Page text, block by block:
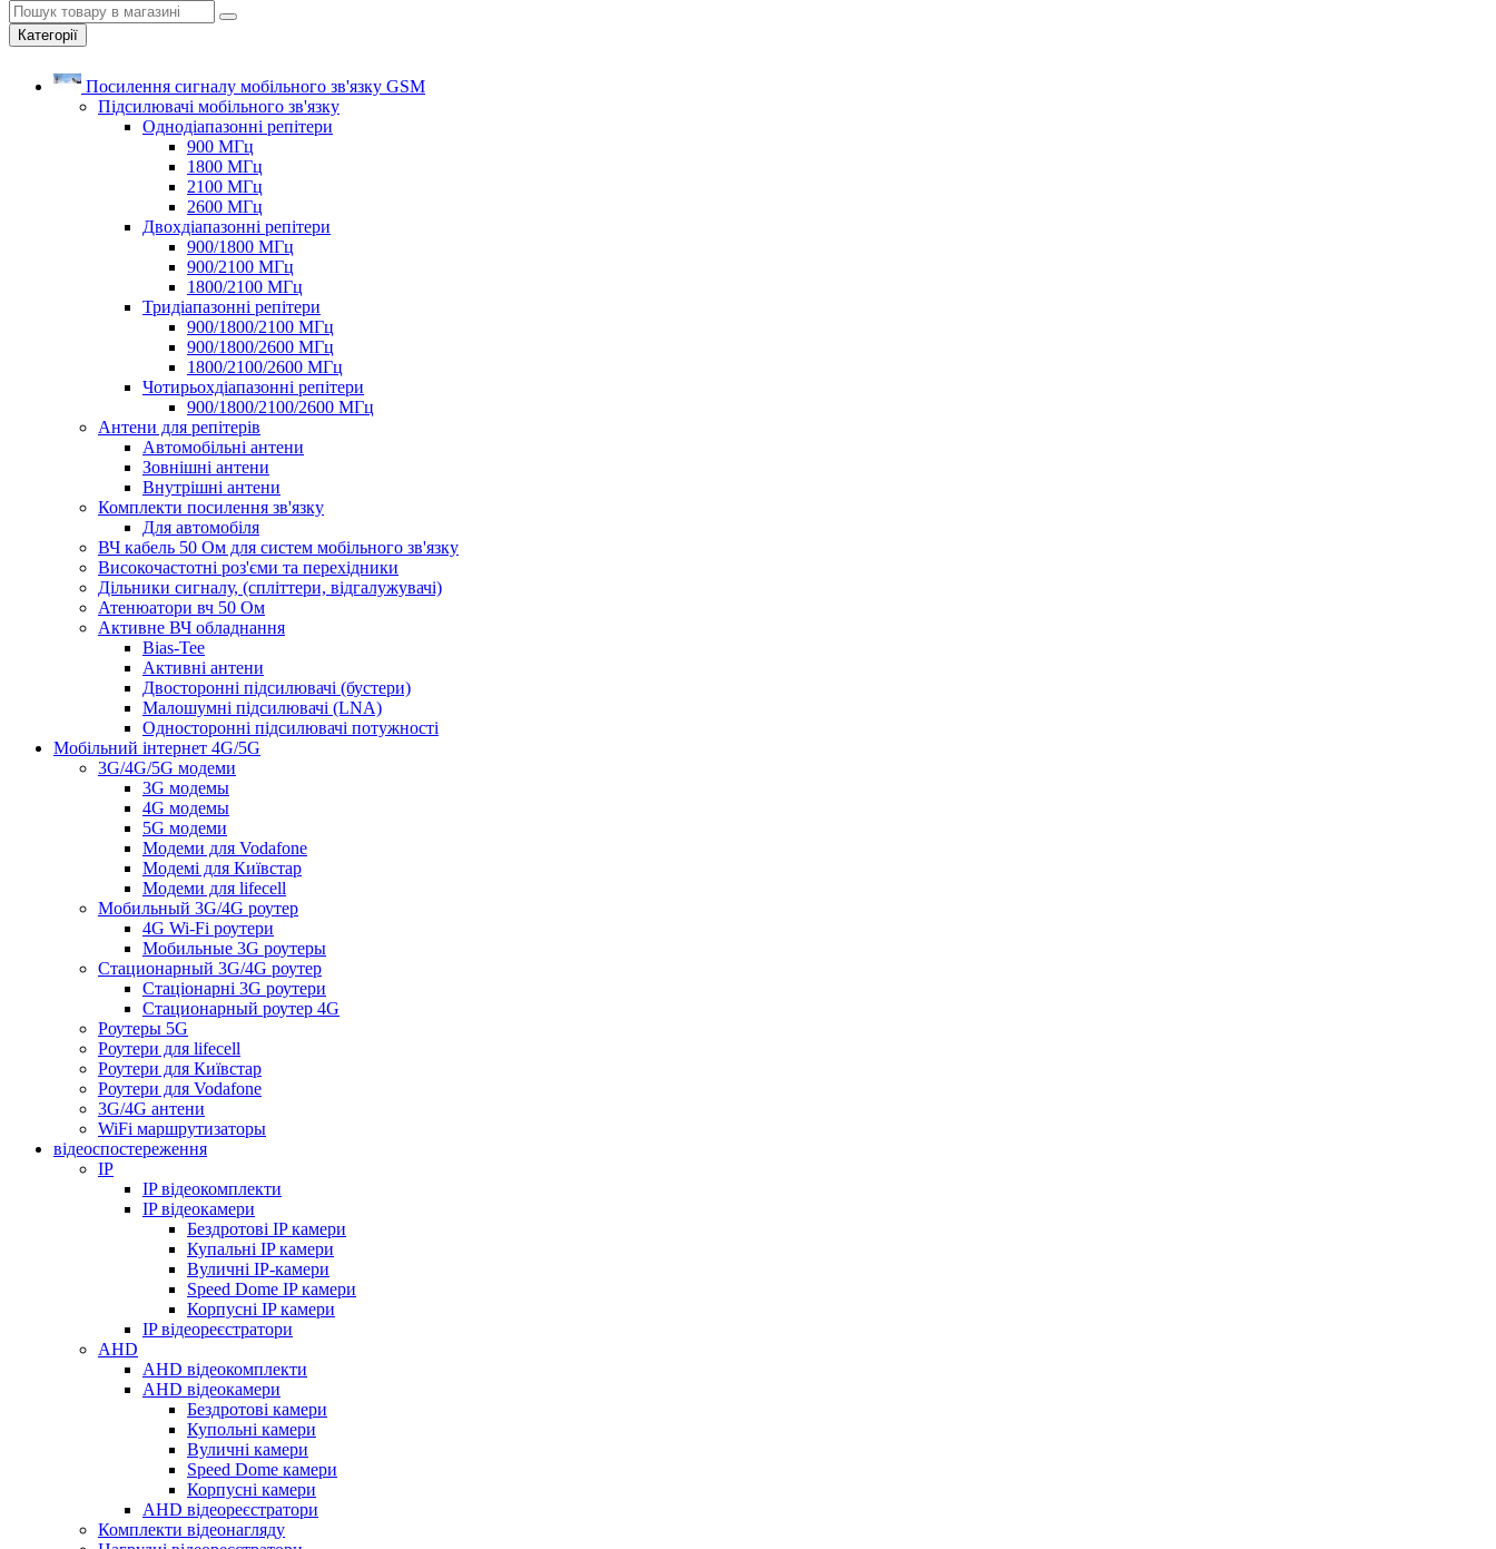
Категорії
Посилення сигналу мобільного зв'язку GSM
Підсилювачі мобільного зв'язку
Однодіапазонні репітери
900 МГц
1800 МГц
2100 МГц
2600 МГц
Двохдіапазонні репітери
900/1800 МГц
900/2100 МГц
1800/2100 МГц
Тридіапазонні репітери
900/1800/2100 МГц
900/1800/2600 МГц
1800/2100/2600 МГц
Чотирьохдіапазонні репітери
900/1800/2100/2600 МГц
Антени для репітерів
Автомобільні антени
Зовнішні антени
Внутрішні антени
Комплекти посилення зв'язку
Для автомобіля
ВЧ кабель 50 Ом для систем мобільного зв'язку
Високочастотні роз'єми та перехідники
Дільники сигналу, (спліттери, відгалужувачі)
Атенюатори вч 50 Ом
Активне ВЧ обладнання
Bias-Tee
Активні антени
Двосторонні підсилювачі (бустери)
Малошумні підсилювачі (LNA)
Односторонні підсилювачі потужності
Мобільний інтернет 4G/5G
3G/4G/5G модеми
3G модемы
4G модемы
5G модеми
Модеми для Vodafone
Модемі для Київстар
Модеми для lifecell
Мобильный 3G/4G роутер
4G Wi-Fi роутери
Мобильные 3G роутеры
Стационарный 3G/4G роутер
Стаціонарні 3G роутери
Стационарный роутер 4G
Роутеры 5G
Роутери для lifecell
Роутери для Київстар
Роутери для Vodafone
3G/4G антени
WiFi маршрутизаторы
відеоспостереження
IP
IP відеокомплекти
IP відеокамери
Бездротові IP камери
Купальні IP камери
Вуличні IP-камери
Speed Dome IP камери
Корпусні IP камери
IP відеореєстратори
AHD
AHD відеокомплекти
AHD відеокамери
Бездротові камери
Купольні камери
Вуличні камери
Speed Dome камери
Корпусні камери
AHD відеореєстратори
Комплекти відеонагляду